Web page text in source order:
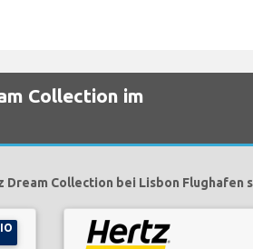
Collection im
Collection bei Lisbon Flughafen